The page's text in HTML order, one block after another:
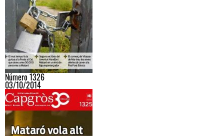
Número 1326
03/10/2014